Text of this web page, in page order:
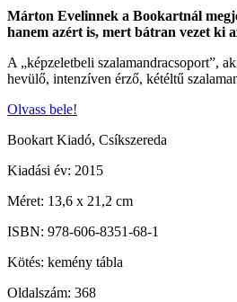
Márton Evelinnek a Bookartnál
hanem azért is, mert bátran vezet ki
A „képzeletbeli szalamandracsoport”,
hevülő, intenzíven érző, kétéltű
Olvass bele!
Bookart Kiadó, Csíkszereda
Kiadási év: 2015
Méret: 13,6 x 21,2 cm
ISBN: 978-606-8351-68-1
Kötés: kemény tábla
Oldalszám: 368